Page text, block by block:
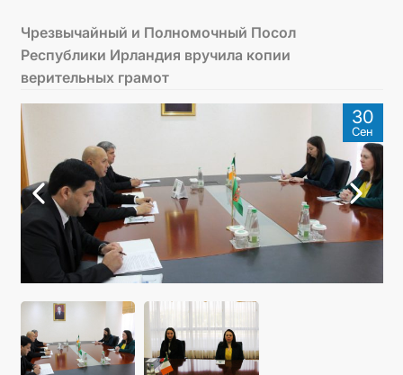
ТУРКМЕНИСТАН
КОНСУЛЬСКИЕ УСЛУГИ
ЗАПИСЬ НА ПРИЕМ
КОНТАКТНЫЕ ДАННЫЕ
ДОКУМЕНТЫ
ПРАЗДНИЧНЫЕ И ПАМЯТНЫЕ ДНИ
Чрезвычайный и Полномочный Посол
Республики Ирландия вручила копии
верительных грамот
30
Сен